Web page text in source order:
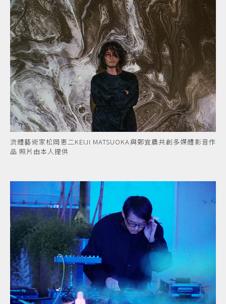
流體藝術家松岡恵二KEIJI MATSUOKA與鄭宜農共創多媒體影音作
品 照片由本人提供